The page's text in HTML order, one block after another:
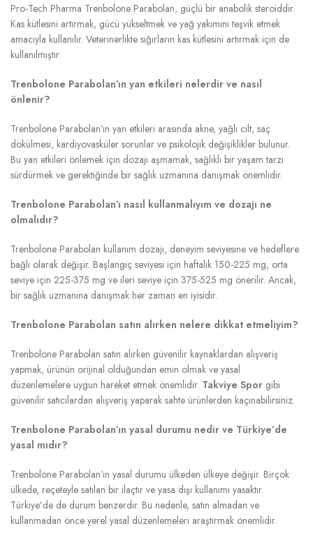
Pro-Tech Pharma Trenbolone Parabolan, güçlü bir anabolik steroiddir.
Kas kütlesini artırmak, gücü yükseltmek ve yağ yakımını teşvik etmek
amacıyla kullanılır. Veterinerlikte sığırların kas kütlesini artırmak için de
kullanılmıştır.
Trenbolone Parabolan’ın yan etkileri nelerdir ve nasıl
önlenir?
Trenbolone Parabolan’ın yan etkileri arasında akne, yağlı cilt, saç
dökülmesi, kardiyovasküler sorunlar ve psikolojik değişiklikler bulunur.
Bu yan etkileri önlemek için dozajı aşmamak, sağlıklı bir yaşam tarzı
sürdürmek ve gerektiğinde bir sağlık uzmanına danışmak önemlidir.
Trenbolone Parabolan’ı nasıl kullanmalıyım ve dozajı ne
olmalıdır?
Trenbolone Parabolan kullanım dozajı, deneyim seviyesine ve hedeflere
bağlı olarak değişir. Başlangıç seviyesi için haftalık 150-225 mg, orta
seviye için 225-375 mg ve ileri seviye için 375-525 mg önerilir. Ancak,
bir sağlık uzmanına danışmak her zaman en iyisidir.
Trenbolone Parabolan satın alırken nelere dikkat etmeliyim?
Trenbolone Parabolan satın alırken güvenilir kaynaklardan alışveriş
yapmak, ürünün orijinal olduğundan emin olmak ve yasal
düzenlemelere uygun hareket etmek önemlidir. Takviye Spor gibi
güvenilir satıcılardan alışveriş yaparak sahte ürünlerden kaçınabilirsiniz.
Trenbolone Parabolan’ın yasal durumu nedir ve Türkiye’de
yasal mıdır?
Trenbolone Parabolan’ın yasal durumu ülkeden ülkeye değişir. Birçok
ülkede, reçeteyle satılan bir ilaçtır ve yasa dışı kullanımı yasaktır.
Türkiye’de de durum benzerdir. Bu nedenle, satın almadan ve
kullanmadan önce yerel yasal düzenlemeleri araştırmak önemlidir.